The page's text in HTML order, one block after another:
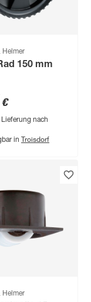
Helmer
150 mm
€
Lieferung nach
in Troisdorf
Helmer